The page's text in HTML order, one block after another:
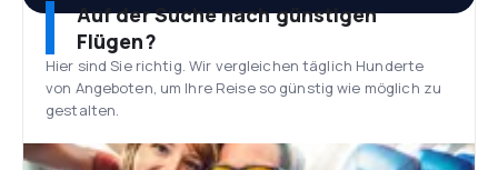
Auf der Suche nach günstigen
Flügen?
Hier sind Sie richtig. Wir vergleichen täglich Hunderte
von Angeboten, um Ihre Reise so günstig wie möglich zu
gestalten.